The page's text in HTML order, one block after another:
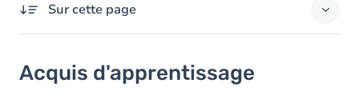
Sur cette page
Objectifs
Acquis d'apprentissage